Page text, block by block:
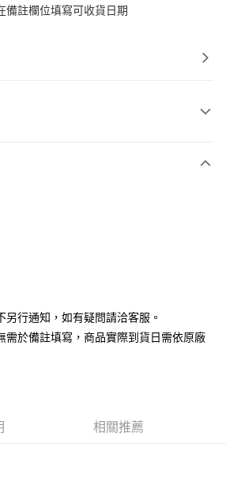
備註欄位填寫可收貨日期
含以上)免運費
含以上)免運費
另行通知，如有疑問請洽客服。
於備註填寫，商品實際到貨日需依原廠
相關推薦